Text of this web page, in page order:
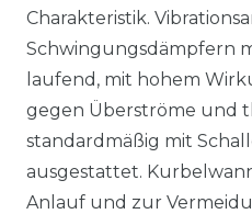
Charakteristik.
Schwingungsdämpfern
laufend, mit hohem
gegen Überströme und
standardmäßig mit
ausgestattet.
Anlauf und zur